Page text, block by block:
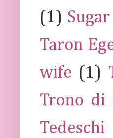
(1)
Taron
wife (1)
Trono di
Tedeschi